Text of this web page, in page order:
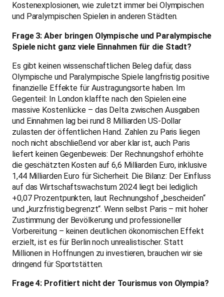
Kostenexplosionen, wie zuletzt immer bei Olympischen
und Paralympischen Spielen in anderen Städten.
Frage 3: Aber bringen Olympische und Paralympische
Spiele nicht ganz viele Einnahmen für die Stadt?
Es gibt keinen wissenschaftlichen Beleg dafür, dass
Olympische und Paralympische Spiele langfristig positive
finanzielle Effekte für Austragungsorte haben. Im
Gegenteil: In London klaffte nach den Spielen eine
massive Kostenlücke – das Delta zwischen Ausgaben
und Einnahmen lag bei rund 8 Milliarden US-Dollar
zulasten der öffentlichen Hand. Zahlen zu Paris liegen
noch nicht abschließend vor aber klar ist, auch Paris
liefert keinen Gegenbeweis: Der Rechnungshof erhöhte
die geschätzten Kosten auf 6,6 Milliarden Euro, inklusive
1,44 Milliarden Euro für Sicherheit. Die Bilanz: Der Einfluss
auf das Wirtschaftswachstum 2024 liegt bei lediglich
+0,07 Prozentpunkten, laut Rechnungshof „bescheiden“
und „kurzfristig begrenzt“. Wenn selbst Paris – mit hoher
Zustimmung der Bevölkerung und professioneller
Vorbereitung – keinen deutlichen ökonomischen Effekt
erzielt, ist es für Berlin noch unrealistischer. Statt
Millionen in Hoffnungen zu investieren, brauchen wir sie
dringend für Sportstätten.
Frage 4: Profitiert nicht der Tourismus von Olympia?